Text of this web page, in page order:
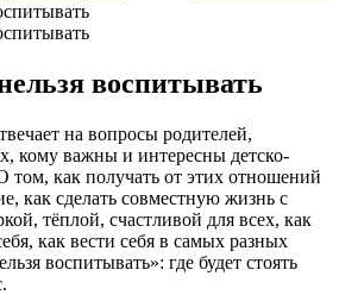
воспитывать
на вопросы родителей,
кому важны и интересны детско-
том, как получать от этих отношений
как сделать совместную жизнь с
тёплой, счастливой для всех, как
как вести себя в самых разных
воспитывать»: где будет стоять